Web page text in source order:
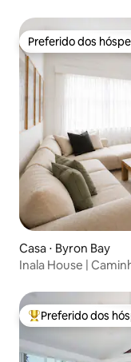
Preferido dos
Preferido dos
Casa ⋅ Byron Bay
Inala House |
Entre os melhores
Preferido dos